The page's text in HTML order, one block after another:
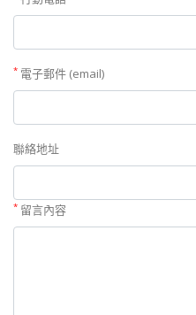
* 電子郵件 (email)
聯絡地址
* 留言內容